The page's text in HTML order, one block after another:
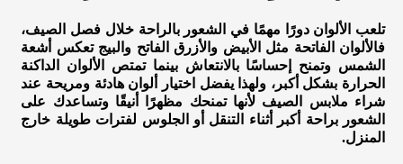
تلعب الألوان دورًا مهمًا في الشعور بالراحة خلال فصل الصيف،
فالألوان الفاتحة مثل الأبيض والأزرق الفاتح والبيج تعكس أشعة
الشمس وتمنح إحساسًا بالانتعاش بينما تمتص الألوان الداكنة
الحرارة بشكل أكبر، ولهذا يفضل اختيار ألوان هادئة ومريحة عند
شراء ملابس الصيف لأنها تمنحك مظهرًا أنيقًا وتساعدك على
الشعور براحة أكبر أثناء التنقل أو الجلوس لفترات طويلة خارج
المنزل.